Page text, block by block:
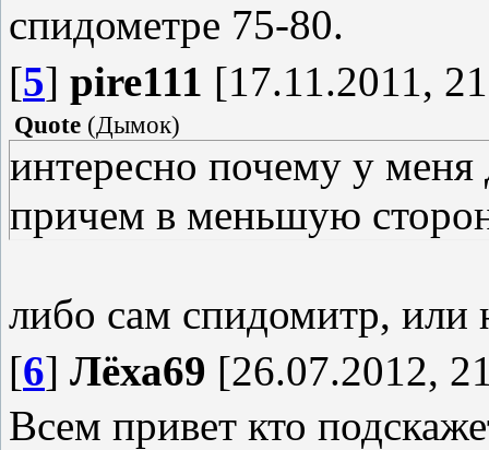
спидометре 75-80.
[5] pire111 [17.11.2011,
Quote (Дымок)
интересно почему у
причем в меньшую
либо сам спидомитр, или
[6] Лёха69 [26.07.2012,
Всем привет кто